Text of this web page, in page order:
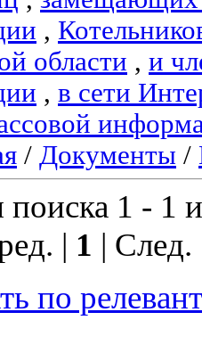
,
области , и
, в сети
/ Документы /
поиска 1 - 1
| 1 |
по